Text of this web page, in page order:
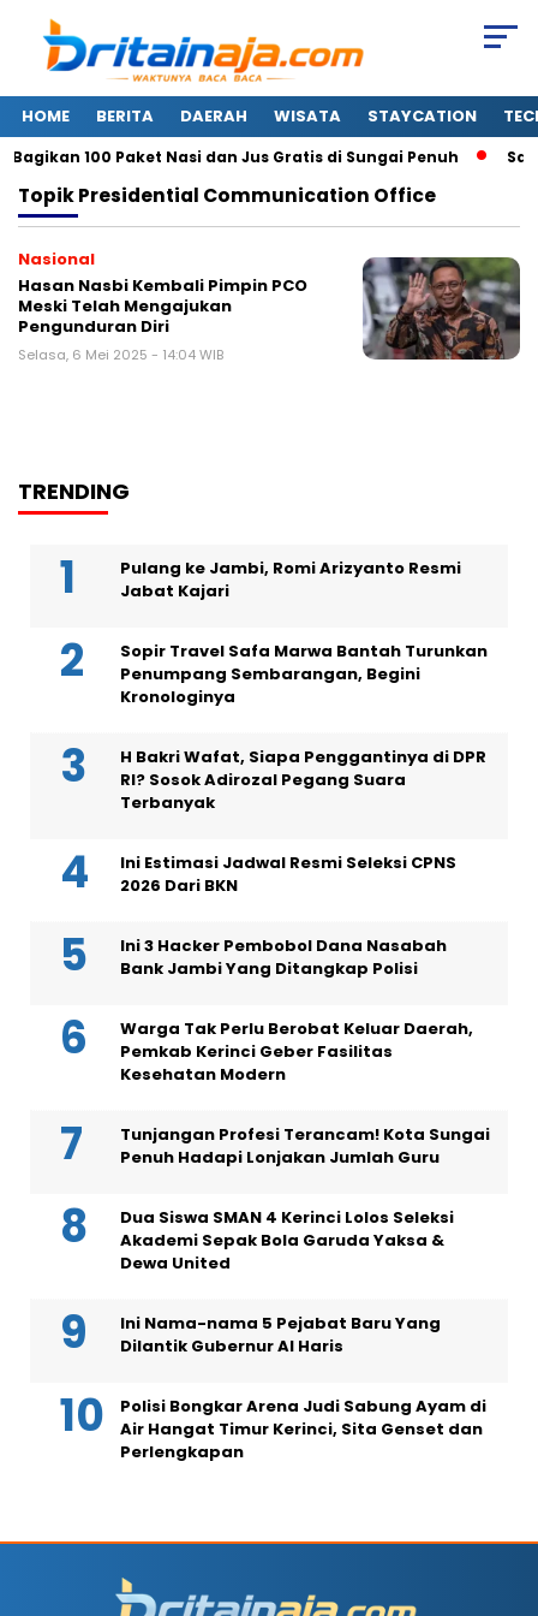
HOME BERITA DAERAH WISATA STAYCATION
100 Paket Nasi dan Jus Gratis di Sungai Penuh
TopikPresidential Communication Office
Nasional
Hasan Nasbi Kembali Pimpin PCO
Meski Telah Mengajukan
Pengunduran Diri
Selasa, 6 Mei 2025 - 14:04 WIB
TRENDING
Pulang ke Jambi, Romi Arizyanto Resmi
Jabat Kajari
Sopir Travel Safa Marwa Bantah Turunkan
Penumpang Sembarangan, Begini
Kronologinya
H Bakri Wafat, Siapa Penggantinya di DPR
RI? Sosok Adirozal Pegang Suara
Terbanyak
Ini Estimasi Jadwal Resmi Seleksi CPNS
2026 Dari BKN
Ini 3 Hacker Pembobol Dana Nasabah
Bank Jambi Yang Ditangkap Polisi
Warga Tak Perlu Berobat Keluar Daerah,
Pemkab Kerinci Geber Fasilitas
Kesehatan Modern
Tunjangan Profesi Terancam! Kota Sungai
Penuh Hadapi Lonjakan Jumlah Guru
Dua Siswa SMAN 4 Kerinci Lolos Seleksi
Akademi Sepak Bola Garuda Yaksa &
Dewa United
Ini Nama-nama 5 Pejabat Baru Yang
Dilantik Gubernur Al Haris
Polisi Bongkar Arena Judi Sabung Ayam di
Air Hangat Timur Kerinci, Sita Genset dan
Perlengkapan